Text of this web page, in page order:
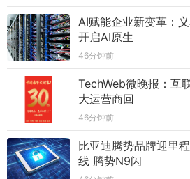
AI赋能企业新变革：
开启AI原生
46分钟前
TechWeb微晚报：互
大运营商回
46分钟前
比亚迪腾势品牌迎里
线 腾势N9闪